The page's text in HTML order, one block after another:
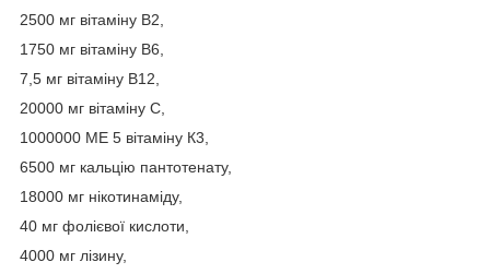
2500 мг вітаміну В2,
1750 мг вітаміну В6,
7,5 мг вітаміну В12,
20000 мг вітаміну C,
1000000 МЕ 5 вітаміну К3,
6500 мг кальцію пантотенату,
18000 мг нікотинаміду,
40 мг фолієвої кислоти,
4000 мг лізину,